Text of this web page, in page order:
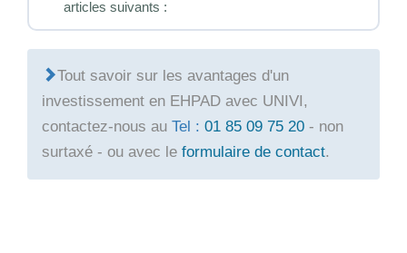
articles suivants :
Tout savoir sur les avantages d'un
investissement en EHPAD avec UNIVI,
contactez-nous au Tel : 01 85 09 75 20 - non
surtaxé - ou avec le formulaire de contact.